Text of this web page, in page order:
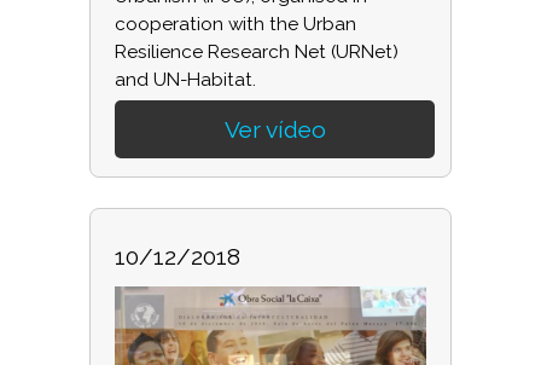
cooperation with the Urban
Resilience Research Net (URNet)
and UN-Habitat.
Ver vídeo
10/12/2018